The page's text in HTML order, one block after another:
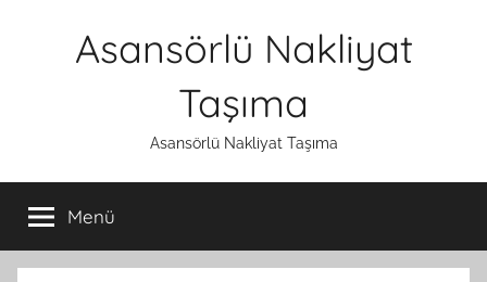
Asansörlü Nakliyat
Taşıma
Asansörlü Nakliyat Taşıma
Menü